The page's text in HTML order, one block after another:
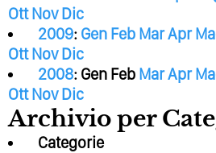
Ott Nov Dic
2009: Gen Feb MarApr
Ott Nov Dic
2008: Gen Feb MarApr
Ott Nov Dic
Archivio per
Categorie